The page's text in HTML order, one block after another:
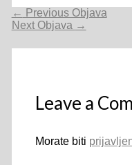
Navigacija
objava
← Previous Objava
Next Objava →
Leave a
Morate biti